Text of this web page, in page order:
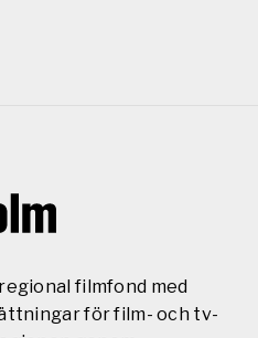
filmfond med
för film- och tv-